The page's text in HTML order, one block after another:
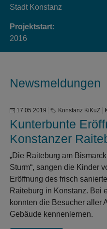
Stadt Konstanz
Projektstart:
2016
Newsmeldungen
17.05.2019 Konstanz KiKuZ
Kunterbunte
Konstanzer
„Die Raiteburg am
Sturm“, sangen die Kinder
Eröffnung des frisch
Raiteburg in Konstanz. Bei
konnten die Besucher aller
Gebäude kennenlernen.